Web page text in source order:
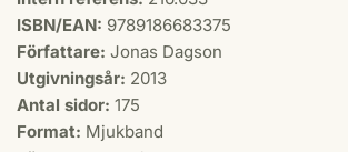
ISBN/EAN: 9789186683375
Författare: Jonas Dagson
Utgivningsår: 2013
Antal sidor: 175
Format: Mjukband